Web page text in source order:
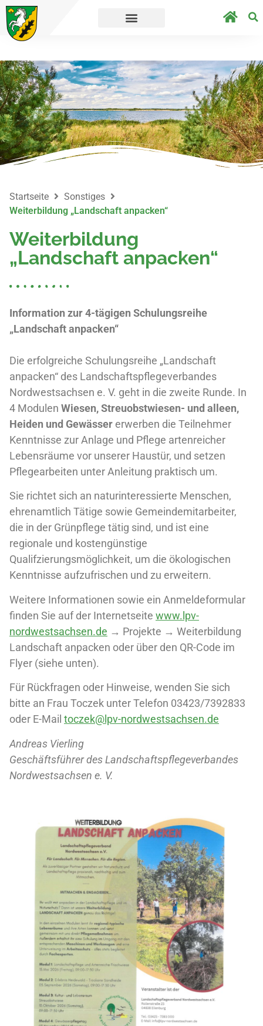
direkt zur Umfrage.
Startseite
Sonstiges
Weiterbildung „Landschaft anpacken“
Weiterbildung
„Landschaft anpacken“
Information zur 4-tägigen Schulungsreihe
„Landschaft anpacken“
Die erfolgreiche Schulungsreihe „Landschaft
anpacken“ des Landschaftspflegeverbandes
Nordwestsachsen e. V. geht in die zweite Runde. In
4 Modulen Wiesen, Streuobstwiesen- und alleen,
Heiden und Gewässer erwerben die Teilnehmer
Kenntnisse zur Anlage und Pflege artenreicher
Lebensräume vor unserer Haustür, und setzen
Pflegearbeiten unter Anleitung praktisch um.
Sie richtet sich an naturinteressierte Menschen,
ehrenamtlich Tätige sowie Gemeindemitarbeiter,
die in der Grünpflege tätig sind, und ist eine
regionale und kostengünstige
Qualifzierungsmöglichkeit, um die ökologischen
Kenntnisse aufzufrischen und zu erweitern.
Weitere Informationen sowie ein Anmeldeformular
finden Sie auf der Internetseite www.lpv-
nordwestsachsen.de → Projekte → Weiterbildung
Landschaft anpacken oder über den QR-Code im
Flyer (siehe unten).
Für Rückfragen oder Hinweise, wenden Sie sich
bitte an Frau Toczek unter Telefon 03423/7392833
oder E-Mail toczek@lpv-nordwestsachsen.de
Andreas Vierling
Geschäftsführer des Landschaftspflegeverbandes
Nordwestsachsen e. V.